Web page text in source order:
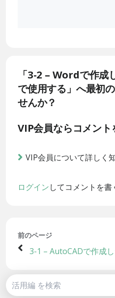
「3-2 – Wordで作
で使用する」へ最初
せんか？
VIP会員ならコメント
VIP会員について詳しく
ログインしてコメントを書
前のページ
3-1 – AutoCADで作成